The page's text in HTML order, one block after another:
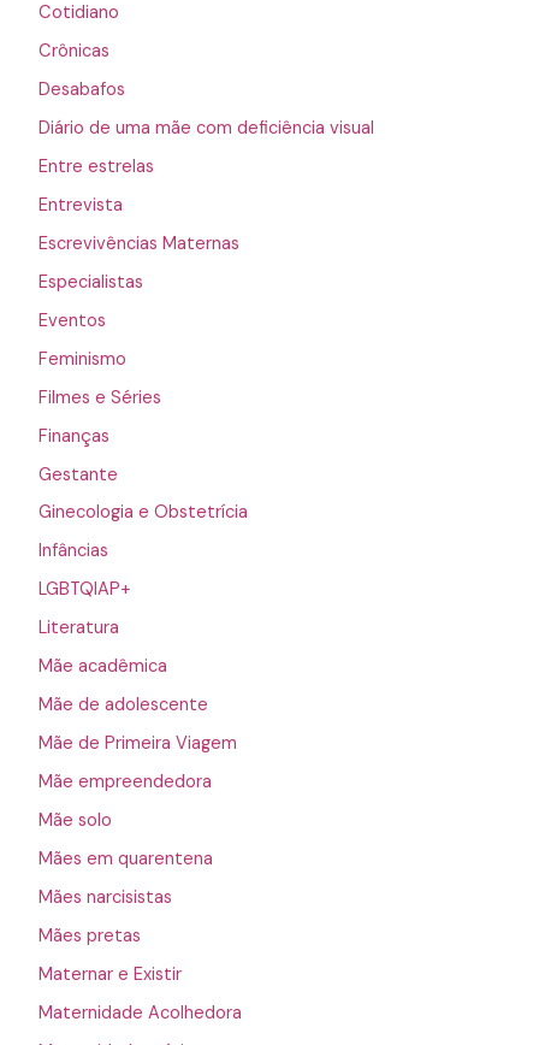
Cotidiano
Crônicas
Desabafos
Diário de uma mãe com deficiência visual
Entre estrelas
Entrevista
Escrevivências Maternas
Especialistas
Eventos
Feminismo
Filmes e Séries
Finanças
Gestante
Ginecologia e Obstetrícia
Infâncias
LGBTQIAP+
Literatura
Mãe acadêmica
Mãe de adolescente
Mãe de Primeira Viagem
Mãe empreendedora
Mãe solo
Mães em quarentena
Mães narcisistas
Mães pretas
Maternar e Existir
Maternidade Acolhedora